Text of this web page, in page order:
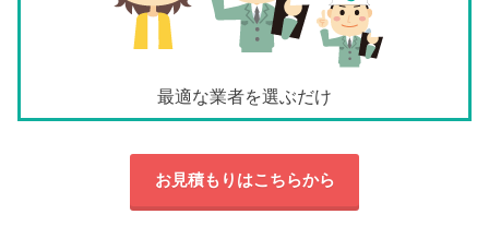
最適な業者を選ぶだけ
お見積もりはこちらから